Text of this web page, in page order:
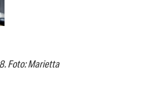
Foto: Marietta